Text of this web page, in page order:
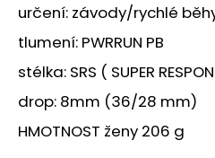
určení: závody/rychlé
tlumení: PWRRUN PB
stélka: SRS ( SUPER
drop: 8mm (36/28 mm)
HMOTNOST ženy 206 g
r
u
u
j
m